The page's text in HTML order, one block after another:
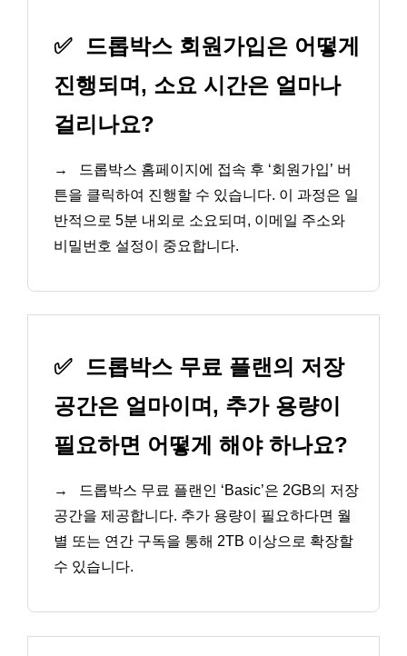
✅ 드롭박스 회원가입은 어떻게
진행되며, 소요 시간은 얼마나
걸리나요?
→
드롭박스 홈페이지에 접속 후 ‘회원가입’ 버
튼을 클릭하여 진행할 수 있습니다. 이 과정은 일
반적으로 5분 내외로 소요되며, 이메일 주소와
비밀번호 설정이 중요합니다.
✅ 드롭박스 무료 플랜의 저장
공간은 얼마이며, 추가 용량이
필요하면 어떻게 해야 하나요?
→
드롭박스 무료 플랜인 ‘Basic’은 2GB의 저장
공간을 제공합니다. 추가 용량이 필요하다면 월
별 또는 연간 구독을 통해 2TB 이상으로 확장할
수 있습니다.